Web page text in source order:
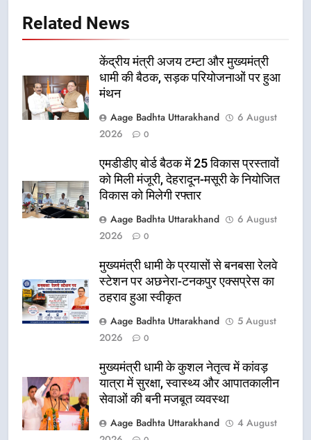
Related News
केंद्रीय मंत्री अजय टम्टा और मुख्यमंत्री
धामी की बैठक, सड़क परियोजनाओं पर हुआ
मंथन
Aage Badhta Uttarakhand
6 August
2026
0
एमडीडीए बोर्ड बैठक में 25 विकास प्रस्तावों
को मिली मंजूरी, देहरादून-मसूरी के नियोजित
विकास को मिलेगी रफ्तार
Aage Badhta Uttarakhand
6 August
2026
0
मुख्यमंत्री धामी के प्रयासों से बनबसा रेलवे
स्टेशन पर अछनेरा-टनकपुर एक्सप्रेस का
ठहराव हुआ स्वीकृत
Aage Badhta Uttarakhand
5 August
2026
0
मुख्यमंत्री धामी के कुशल नेतृत्व में कांवड़
यात्रा में सुरक्षा, स्वास्थ्य और आपातकालीन
सेवाओं की बनी मजबूत व्यवस्था
Aage Badhta Uttarakhand
4 August